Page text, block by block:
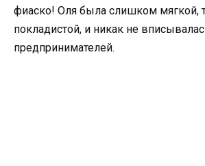
фиаско! Оля была слишком мягкой,
покладистой, и никак не
предпринимателей.